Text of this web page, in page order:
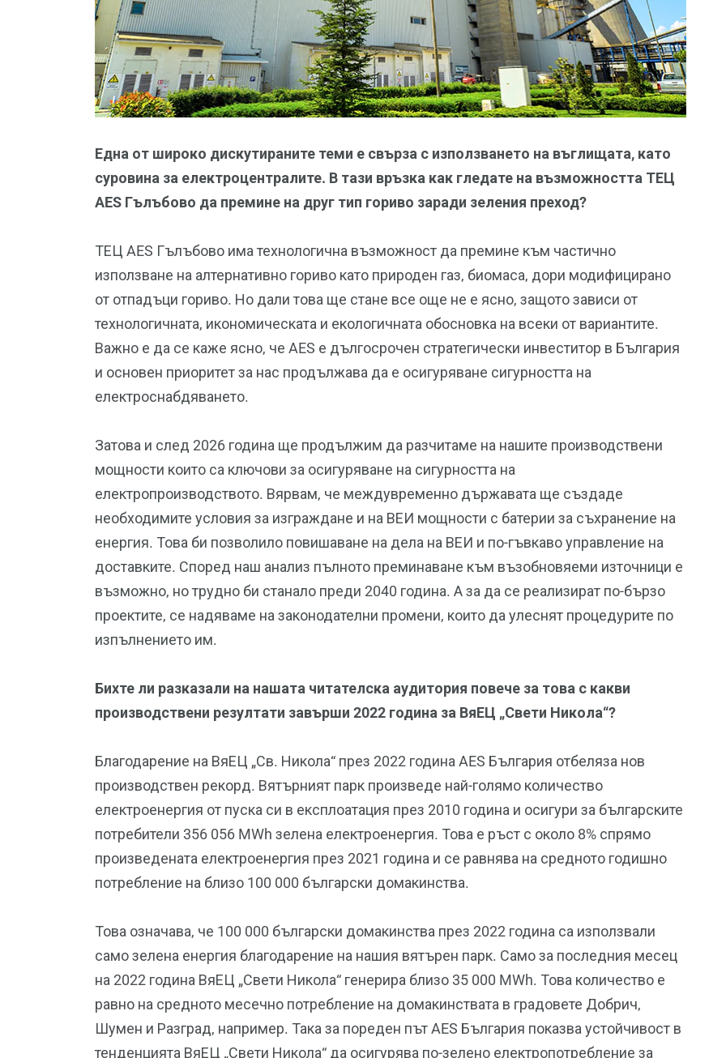
Една от широко дискутираните теми е свърза с използването на въглищата, като
суровина за електроцентралите. В тази връзка как гледате на възможността ТЕЦ
AES Гълъбово да премине на друг тип гориво заради зеления преход?
ТЕЦ AES Гълъбово има технологична възможност да премине към частично
използване на алтернативно гориво като природен газ, биомаса, дори модифицирано
от отпадъци гориво. Но дали това ще стане все още не е ясно, защото зависи от
технологичната, икономическата и екологичната обосновка на всеки от вариантите.
Важно е да се каже ясно, че AES е дългосрочен стратегически инвеститор в България
и основен приоритет за нас продължава да е осигуряване сигурността на
електроснабдяването.
Затова и след 2026 година ще продължим да разчитаме на нашите производствени
мощности които са ключови за осигуряване на сигурността на
електропроизводството. Вярвам, че междувременно държавата ще създаде
необходимите условия за изграждане и на ВЕИ мощности с батерии за съхранение на
енергия. Това би позволило повишаване на дела на ВЕИ и по-гъвкаво управление на
доставките. Според наш анализ пълното преминаване към възобновяеми източници е
възможно, но трудно би станало преди 2040 година. А за да се реализират по-бързо
проектите, се надяваме на законодателни промени, които да улеснят процедурите по
изпълнението им.
Бихте ли разказали на нашата читателска аудитория повече за това с какви
производствени резултати завърши 2022 година за ВяЕЦ „Свети Никола“?
Благодарение на ВяЕЦ „Св. Никола“ през 2022 година AES България отбеляза нов
производствен рекорд. Вятърният парк произведе най-голямо количество
електроенергия от пуска си в експлоатация през 2010 година и осигури за българските
потребители 356 056 MWh зелена електроенергия. Това е ръст с около 8% спрямо
произведената електроенергия през 2021 година и се равнява на средното годишно
потребление на близо 100 000 български домакинства.
Това означава, че 100 000 български домакинства през 2022 година са използвали
само зелена енергия благодарение на нашия вятърен парк. Само за последния месец
на 2022 година ВяЕЦ „Свети Никола“ генерира близо 35 000 MWh. Това количество е
равно на средното месечно потребление на домакинствата в градовете Добрич,
Шумен и Разград, например. Така за пореден път AES България показва устойчивост в
тенденцията ВяЕЦ „Свети Никола“ да осигурява по-зелено електропотребление за